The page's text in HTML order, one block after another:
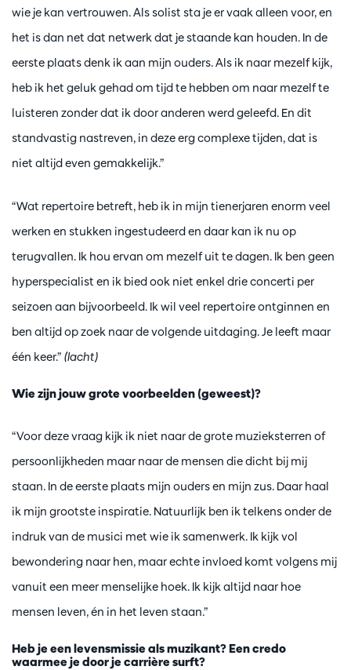
wie je kan vertrouwen. Als solist sta je er vaak alleen voor, en
het is dan net dat netwerk dat je staande kan houden. In de
eerste plaats denk ik aan mijn ouders. Als ik naar mezelf kijk,
heb ik het geluk gehad om tijd te hebben om naar mezelf te
luisteren zonder dat ik door anderen werd geleefd. En dit
standvastig nastreven, in deze erg complexe tijden, dat is
niet altijd even gemakkelijk.”
“Wat repertoire betreft, heb ik in mijn tienerjaren enorm veel
werken en stukken ingestudeerd en daar kan ik nu op
terugvallen. Ik hou ervan om mezelf uit te dagen. Ik ben geen
hyperspecialist en ik bied ook niet enkel drie concerti per
seizoen aan bijvoorbeeld. Ik wil veel repertoire ontginnen en
ben altijd op zoek naar de volgende uitdaging. Je leeft maar
één keer.” (lacht)
Wie zijn jouw grote voorbeelden (geweest)?
“Voor deze vraag kijk ik niet naar de grote muzieksterren of
persoonlijkheden maar naar de mensen die dicht bij mij
staan. In de eerste plaats mijn ouders en mijn zus. Daar haal
ik mijn grootste inspiratie. Natuurlijk ben ik telkens onder de
indruk van de musici met wie ik samenwerk. Ik kijk vol
bewondering naar hen, maar echte invloed komt volgens mij
vanuit een meer menselijke hoek. Ik kijk altijd naar hoe
mensen leven, én in het leven staan.”
Heb je een levensmissie als muzikant? Een credo
waarmee je door je carrière surft?